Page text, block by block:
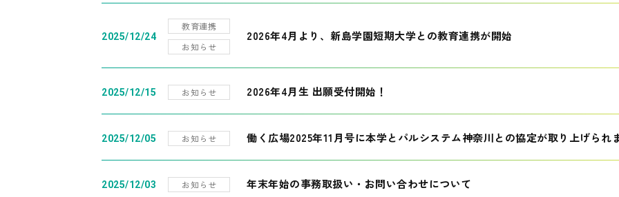
2025/12/24
教育連携
お知らせ
2026年4月より、新島学園短期大学との教育連携が開始
2025/12/15 お知らせ 2026年4月生 出願受付開始！
2025/12/05 お知らせ 働く広場2025年11月号に本学とパルシステム神奈川との協定が取り上げられ
2025/12/03 お知らせ 年末年始の事務取扱い・お問い合わせについて